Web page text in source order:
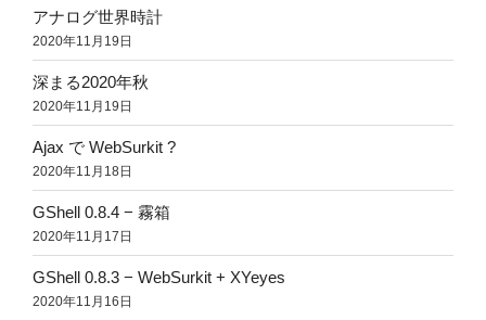
アナログ世界時計
2020年11月19日
深まる2020年秋
2020年11月19日
Ajax で WebSurkit ?
2020年11月18日
GShell 0.8.4 − 霧箱
2020年11月17日
GShell 0.8.3 − WebSurkit + XYeyes
2020年11月16日